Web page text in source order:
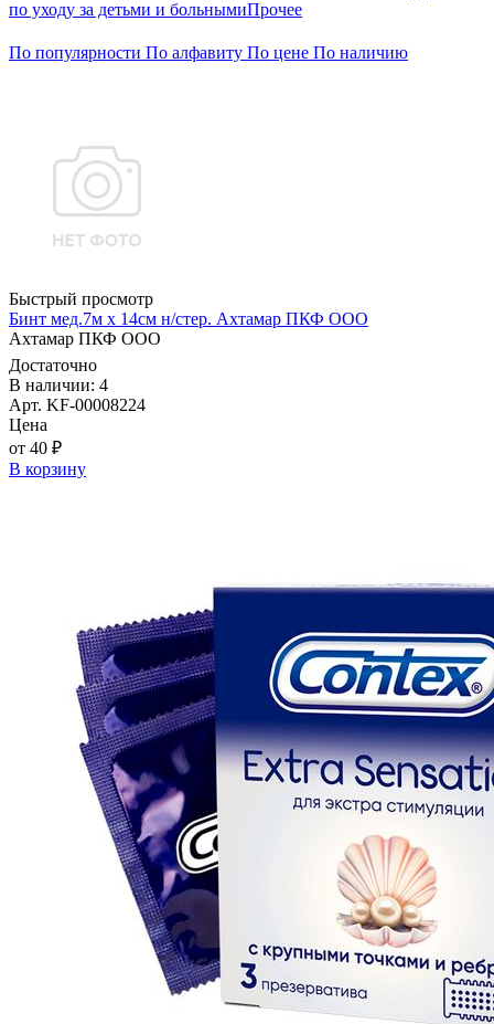
по уходу за детьми и больнымиПрочее
По популярности По алфавиту По цене По наличию
Быстрый просмотр
Бинт мед.7м х 14см н/стер. Ахтамар ПКФ ООО
Ахтамар ПКФ ООО
Достаточно
В наличии: 4
Арт. KF-00008224
Цена
от 40 ₽
В корзину